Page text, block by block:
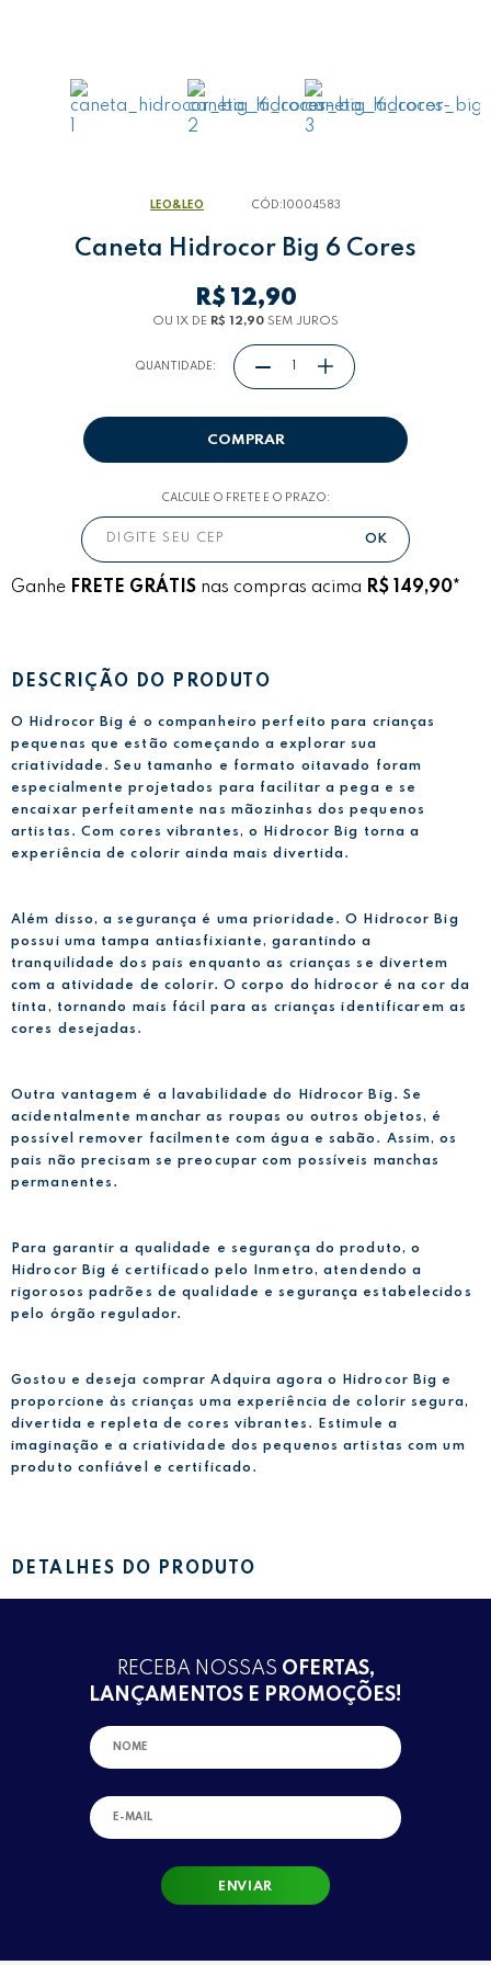
LEO&LEO CÓD: 10004583
Caneta Hidrocor Big 6 Cores
R$ 12,90
OU 1X DE R$ 12,90 SEM JUROS
QUANTIDADE:
COMPRAR
CALCULE O FRETE E O PRAZO:
Ganhe FRETE GRÁTIS nas compras acima R$ 149,90*
DESCRIÇÃO DO PRODUTO
O Hidrocor Big é o companheiro perfeito para crianças
pequenas que estão começando a explorar sua
criatividade. Seu tamanho e formato oitavado foram
especialmente projetados para facilitar a pega e se
encaixar perfeitamente nas mãozinhas dos pequenos
artistas. Com cores vibrantes, o Hidrocor Big torna a
experiência de colorir ainda mais divertida.
Além disso, a segurança é uma prioridade. O Hidrocor Big
possui uma tampa antiasfixiante, garantindo a
tranquilidade dos pais enquanto as crianças se divertem
com a atividade de colorir. O corpo do hidrocor é na cor da
tinta, tornando mais fácil para as crianças identificarem as
cores desejadas.
Outra vantagem é a lavabilidade do Hidrocor Big. Se
acidentalmente manchar as roupas ou outros objetos, é
possível remover facilmente com água e sabão. Assim, os
pais não precisam se preocupar com possíveis manchas
permanentes.
Para garantir a qualidade e segurança do produto, o
Hidrocor Big é certificado pelo Inmetro, atendendo a
rigorosos padrões de qualidade e segurança estabelecidos
pelo órgão regulador.
Gostou e deseja comprar Adquira agora o Hidrocor Big e
proporcione às crianças uma experiência de colorir segura,
divertida e repleta de cores vibrantes. Estimule a
imaginação e a criatividade dos pequenos artistas com um
produto confiável e certificado.
DETALHES DO PRODUTO
RECEBA NOSSAS OFERTAS,
LANÇAMENTOS E PROMOÇÕES!
ENVIAR